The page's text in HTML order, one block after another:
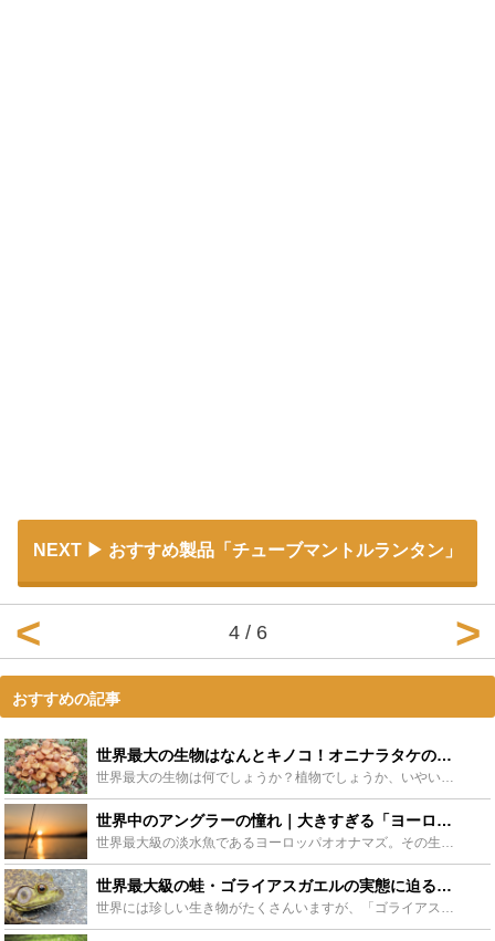
NEXT おすすめ製品「チューブマントルランタン」
4 / 6
おすすめの記事
世界最大の生物はなんとキノコ！オニナラタケの巨大さとその生態をご紹介 - Leisurego(レジャーゴー)
世界最大の生物は何でしょうか？植物でしょうか、いやいや動物でしょう！と考えますよね。実は最大の生物はキノコの一種「オニナラタケ」です。なぜオニナラタケが世界『最大』の生物なのでしょうか？この記事では...
世界中のアングラーの憧れ｜大きすぎる「ヨーロッパオオナマズ」の生態は？ - Leisurego(レジャーゴー)
世界最大級の淡水魚であるヨーロッパオオナマズ。その生態は最大３～４メートルに上り、ハトや小型犬なら丸呑みにする獰猛さを持ち合わせています。一方で世界中のアングラ―に愛されるゲームフィッシュとして人気...
世界最大級の蛙・ゴライアスガエルの実態に迫る！飼育方法も要チェック！ - Leisurego(レジャーゴー)
世界には珍しい生き物がたくさんいますが、「ゴライアスガエル」は、世界最大級の大きさのカエルとして有名です。なんと大人になると人間の赤ちゃんほどのサイズにまで成長し、見るものを圧倒します。ここでは、そ...